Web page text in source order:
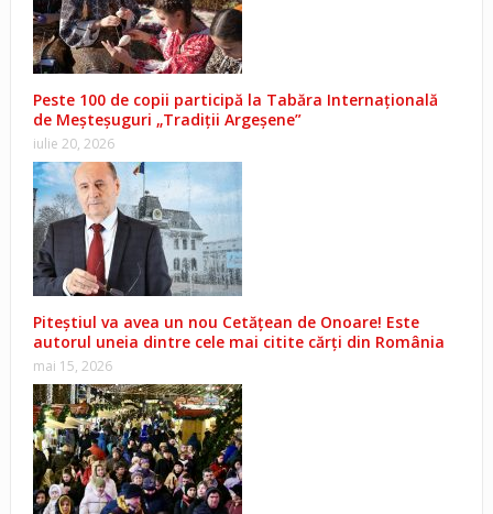
Peste 100 de copii participă la Tabăra Internațională
de Meșteșuguri „Tradiții Argeșene”
iulie 20, 2026
Piteștiul va avea un nou Cetățean de Onoare! Este
autorul uneia dintre cele mai citite cărți din România
mai 15, 2026